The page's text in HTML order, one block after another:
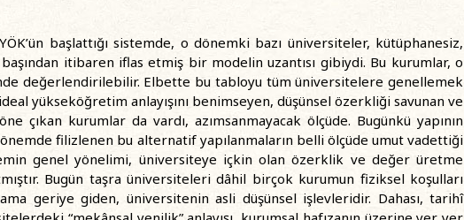
başlattığı sistemde, o dönemki bazı üniversiteler, kütüphanesiz,
başından itibaren iflas etmiş bir modelin uzantısı gibiydi. Bu kurumlar, o
değerlendirilebilir. Elbette bu tabloyu tüm üniversitelere genellemek
yükseköğretim anlayışını benimseyen, düşünsel özerkliği savunan ve
çıkan kurumlar da vardı, azımsanmayacak ölçüde. Bugünkü yapının
filizlenen bu alternatif yapılanmaların belli ölçüde umut vadettiği
genel yönelimi, üniversiteye içkin olan özerklik ve değer üretme
Bugün taşra üniversiteleri dâhil birçok kurumun fiziksel koşulları
geriye giden, üniversitenin asli düşünsel işlevleridir. Dahası, tarihî